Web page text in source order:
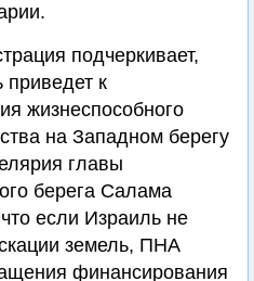
подчеркивает,
приведет к
жизнеспособного
на Западном берегу
главы
берега Салама
если Израиль не
земель, ПНА
финансирования